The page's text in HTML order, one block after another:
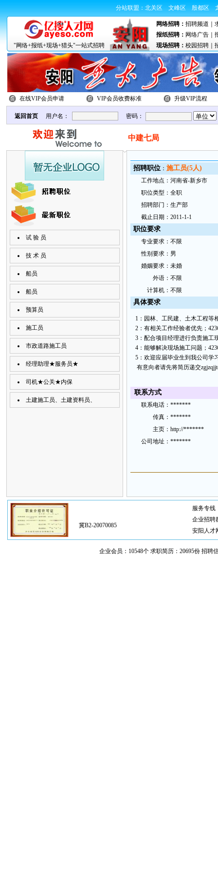
分站联盟： 北关区 文峰区 殷都区
网络招聘： 招聘频道
报纸招聘： 网络广告｜
"网络+报纸+现场+猎头"一站式招聘
现场招聘： 校园招聘｜
在线VIP会员申请 VIP会员收费标准 升级VIP流程
返回首页 用户名： 密码：
中建七局
试 验 员
技 术 员
船员
船员
预算员
施工员
市政道路施工员
经理助理★服务员★
司机★公关★内保
土建施工员、土建资料员、
招聘职位 ： 施工员(5人)
工作地点： 河南省-新乡市
职位类型： 全职
招聘部门： 生产部
截止日 期： 2011-1-1
职位要求
专业要求： 不限
性别要求： 男
婚姻要求： 未婚
外语： 不限
计算机： 不限
具体要求
1：园林、工民建、土木工程等
2：有相关工作经验者优先；
3：配合项目经理进行负责施工
4：能够解决现场施工问题；
5：欢迎应届毕业生到我公司学
有意向者请先将简历递交
联系方式
联系电话： *******
传真： *******
主页： http://*******
公司地址 ： *******